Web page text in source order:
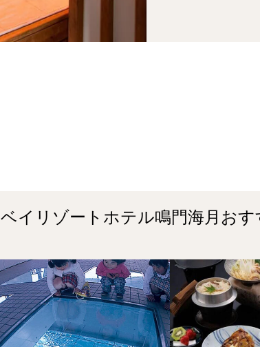
ベイリゾートホテル鳴門海月お